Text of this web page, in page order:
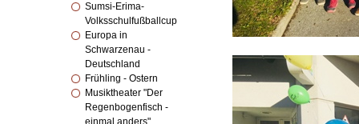
Sumsi-Erima-
Volksschulfußballcup
Europa in
Schwarzenau -
Deutschland
Frühling - Ostern
Musiktheater "Der
Regenbogenfisch -
einmal anders"